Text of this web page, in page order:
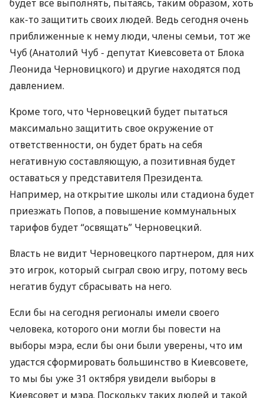
будет все выполнять, пытаясь, таким образом, хоть
как-то защитить своих людей. Ведь сегодня очень
приближенные к нему люди, члены семьи, тот же
Чуб (Анатолий Чуб - депутат Киевсовета от Блока
Леонида Черновицкого) и другие находятся под
давлением.
Кроме того, что Черновецкий будет пытаться
максимально защитить свое окружение от
ответственности, он будет брать на себя
негативную составляющую, а позитивная будет
оставаться у представителя Президента.
Например, на открытие школы или стадиона будет
приезжать Попов, а повышение коммунальных
тарифов будет “освящать” Черновецкий.
Власть не видит Черновецкого партнером, для них
это игрок, который сыграл свою игру, потому весь
негатив будут сбрасывать на него.
Если бы на сегодня регионалы имели своего
человека, которого они могли бы повести на
выборы мэра, если бы они были уверены, что им
удастся сформировать большинство в Киевсовете,
то мы бы уже 31 октября увидели выборы в
Киевсовет и мэра. Поскольку таких людей и такой